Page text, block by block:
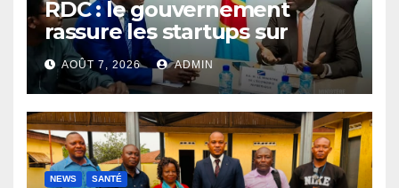
RDC : le gouvernement
rassure les startups sur
l’application des nouvelles
taxes dans le secteur du
numérique
AOÛT 7, 2026 ADMIN
NEWS SANTÉ